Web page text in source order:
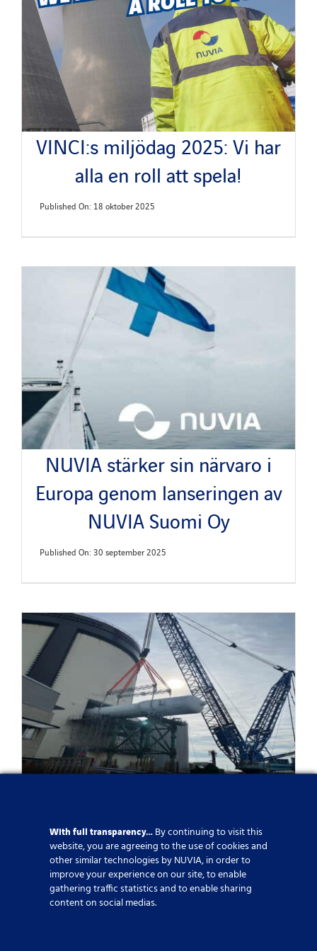
VINCI:s miljödag 2025: Vi har
alla en roll att spela!
Published On: 18 oktober 2025
NUVIA stärker sin närvaro i
Europa genom lanseringen av
NUVIA Suomi Oy
Published On: 30 september 2025
nedmonteringen av Ringhals 2-
reaktorn i Sverige
Published On: 19 juni 2025
With full transparency… By continuing to visit this
website, you are agreeing to the use of cookies and
other similar technologies by NUVIA, in order to
improve your experience on our site, to enable
gathering traffic statistics and to enable sharing
content on social medias.